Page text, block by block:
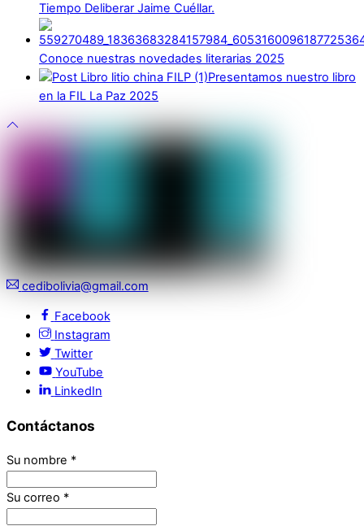
Tiempo Deliberar Jaime Cuéllar.
Conoce nuestras novedades literarias 2025
Presentamos nuestro libro
en la FIL La Paz 2025
cedibolivia@gmail.com
Facebook
Instagram
Twitter
YouTube
LinkedIn
Contáctanos
Su nombre *
Su correo *